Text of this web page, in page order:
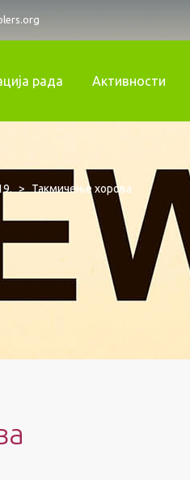
рада Активности
> Такмичење хорова